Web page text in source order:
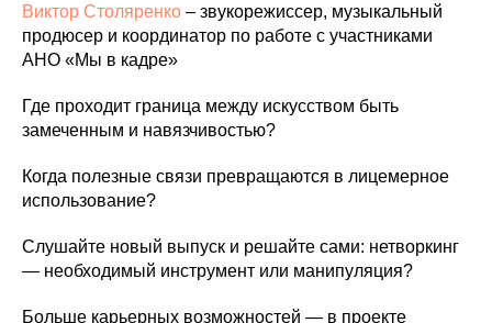
Виктор Столяренко – звукорежиссер, музыкальный
продюсер и координатор по работе с участниками
АНО «Мы в кадре»
Где проходит граница между искусством быть
замеченным и навязчивостью?
Когда полезные связи превращаются в лицемерное
использование?
Слушайте новый выпуск и решайте сами: нетворкинг
— необходимый инструмент или манипуляция?
Больше карьерных возможностей — в проекте